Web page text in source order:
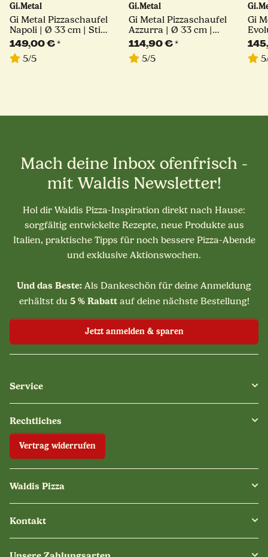
Gi.Metal
Gi Metal Pizzaschaufel
Napoli | Ø 33 cm | Stiel
60 cm | eckig
149,00 €*
5/5
Gi.Metal
Gi Metal Pizzaschaufel
Azzurra | Ø 33 cm |
Stiel 60 cm | eckig
114,90 €*
5/5
Gi
Mach deine Inbox ofenfrisch -
mit Waldis Newsletter!
Hol dir Waldis Pizza-Inspiration direkt nach Hause:
sorgfältig entwickelte Rezepte, neue Produkte aus
Italien, praktische Tipps für noch bessere Pizza-Abende
und exklusive Aktionswochen.
Und das Beste: Als Dankeschön für deine Anmeldung
erhältst du 5 % Rabattauf deine nächste Bestellung!
Jetzt anmelden & sparen
Service
Rechtliches
Vertrag widerrufen
Waldis Pizza
Kontakt